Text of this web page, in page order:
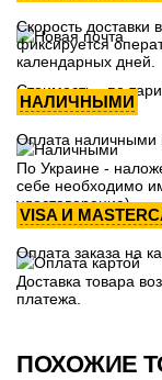
Скорость
фиксируется
календарных дней.
Стоимость - по
НАЛИЧНЫМИ
Оплата наличными
По Украине -
себе необходимо
удостоверение)
VISA И
Оплата заказа на
Доставка товара
платежа.
ПОХОЖИЕ